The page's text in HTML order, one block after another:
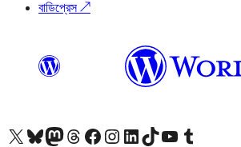
বাডিপ্রেস↗
আমাদের X (আগের টুইটার) অ্যাকাউন্টে যানআমাদের Bluesky অ্যাকাউন্টটি দেখুনআমাদের মাস্টোডন অ্যাকাউন্টটি দেখুনআমাদের থ্রেডস অ্যাকাউন্টটি দেখুনআমাদের ফেসবুক পেজ দেখুনআমাদের ইন্সটাগ্রাম অ্যাকাউন্ট দেখুনআমাদের লিঙ্কডইন অ্যাকাউন্টে যানআমাদের TikTok অ্যাকাউন্টটি দেখুনআমাদের ইউটিউব চ্যানেলে যান আমাদের টাম্বলার অ্যাকাউন্ট দেখুন